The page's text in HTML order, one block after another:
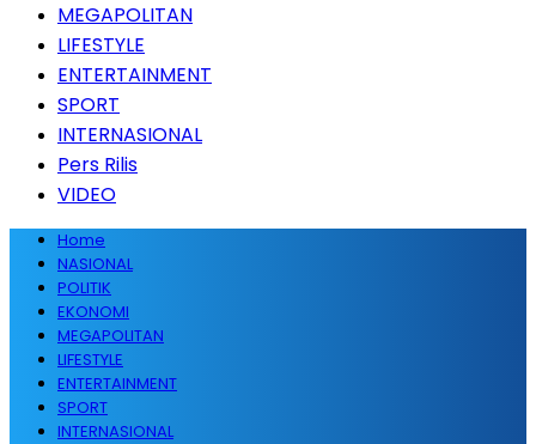
MEGAPOLITAN
LIFESTYLE
ENTERTAINMENT
SPORT
INTERNASIONAL
Pers Rilis
VIDEO
Home
NASIONAL
POLITIK
EKONOMI
MEGAPOLITAN
LIFESTYLE
ENTERTAINMENT
SPORT
INTERNASIONAL